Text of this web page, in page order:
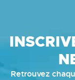
Retrouvez